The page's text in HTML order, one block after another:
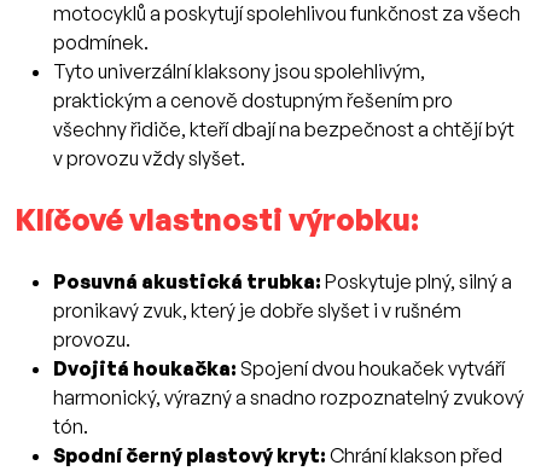
motocyklů a poskytují spolehlivou funkčnost za všech
podmínek.
Tyto univerzální klaksony jsou spolehlivým,
praktickým a cenově dostupným řešením pro
všechny řidiče, kteří dbají na bezpečnost a chtějí být
v provozu vždy slyšet.
Klíčové vlastnosti výrobku:
Posuvná akustická trubka: Poskytuje plný, silný a
pronikavý zvuk, který je dobře slyšet i v rušném
provozu.
Dvojitá houkačka: Spojení dvou houkaček vytváří
harmonický, výrazný a snadno rozpoznatelný zvukový
tón.
Spodní černý plastový kryt: Chrání klakson před